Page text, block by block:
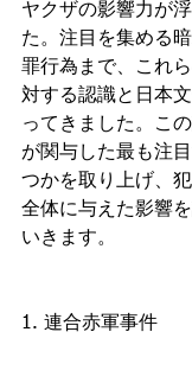
ヤクザの影響力が
た。注目を集める
罪行為まで、これ
対する認識と日本
ってきました。こ
が関与した最も注
つかを取り上げ、
全体に与えた影響
いきます。
1. 連合赤軍事件